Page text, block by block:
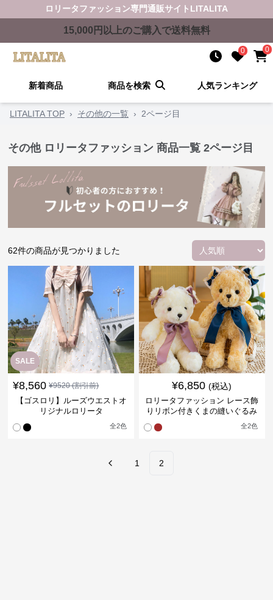
ロリータファッション専門通販サイト LITALITA
15,000 円以上のご購入で送料無料
0 0
新着商品 商品を検索 人気ランキング
LITALITA TOP › その他の一覧 › 2ページ目
その他 ロリータファッション 商品一覧 2ページ目
62件の商品が見つかりました
SALE
¥8,560 ¥9520(割引前)
【ゴスロリ】ルーズウエストオ
リジナルロリータ
全2色
¥6,850 (税込)
ロリータファッション レース飾
りリボン付きくまの縫いぐるみ
全2色
1 2